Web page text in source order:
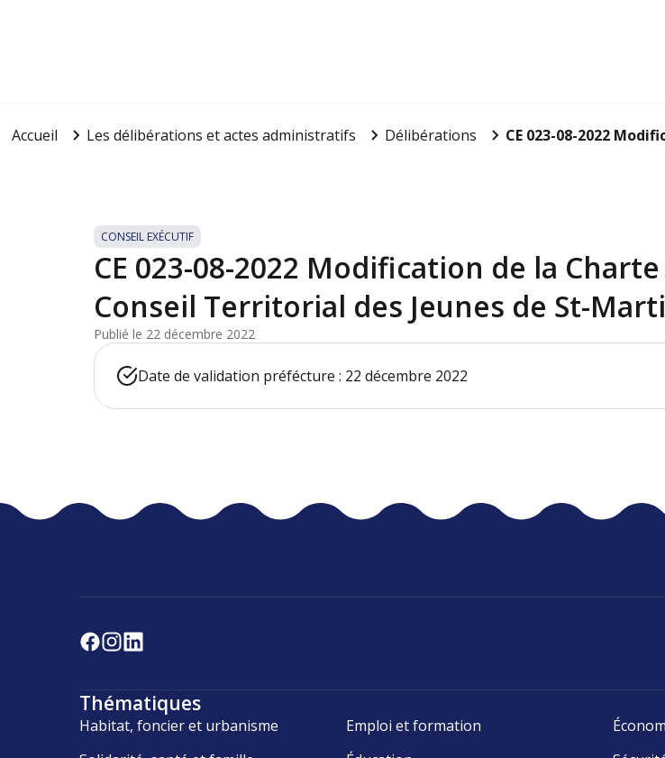
Accueil Les délibérations et actes administratifs Délibérations CE 023-08-2022
CONSEIL EXÉCUTIF
CE 023-08-2022 Modification de la
Conseil Territorial des Jeunes de St-
Publié le 22 décembre 2022
Date de validation préfécture : 22 décembre 2022
Thématiques
Habitat, foncier et urbanisme Emploi et formation